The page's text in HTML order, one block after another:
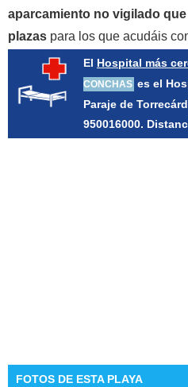
aparcamiento no vigilado
plazas para los que acudáis
El Hospital más
CONCHAS es el
Paraje de
950016000.
FOTOS DE ESTA PLAYA